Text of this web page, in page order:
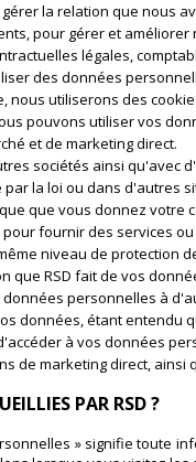
la relation que nous
pour gérer et
légales,
des données
utiliserons des
pouvons utiliser vos
et de marketing direct.
sociétés ainsi
la loi ou dans d'autres
que vous donnez
fournir des services
niveau de protection
RSD fait de vos
personnelles à
données, étant
à vos données
de marketing direct,
PAR RSD ?
» signifie toute